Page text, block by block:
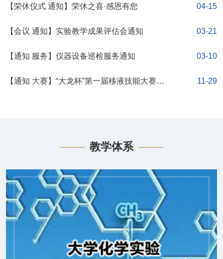
学科普活动来啦！
【荣休仪式 通知】荣休之喜·感恩有您 04-15
【会议 通知】实验教学成果评估会通知 03-21
【通知 服务】仪器设备巡检服务通知 03-10
【通知 大赛】“大龙杯”第一届移液技能大赛哈 11-29
教学体系